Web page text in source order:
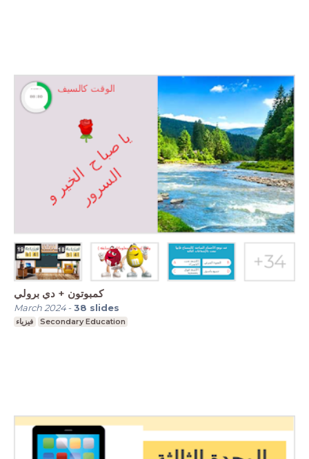
كمبوتون + دي برولي
March 2024-38 slides
فيزياء Secondary Education